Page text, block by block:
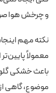
و چرخش هوا
نکته مهم
باعث خشکی
موضوع، گاهی